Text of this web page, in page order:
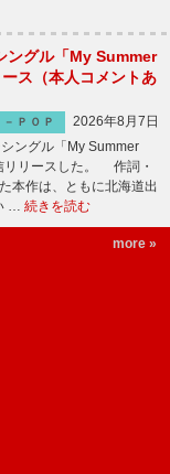
ングル「My Summer
ス（本人コメントあ
－ＰＯＰ
2026年8月7日
ングル「My Summer
リリースした。 作詞・
本作は、ともに北海道出
… 続きを読む
more »